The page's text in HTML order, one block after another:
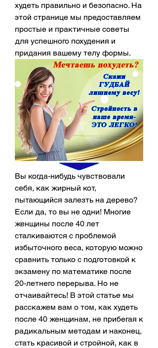
худеть правильно и безопасно. На
этой странице мы предоставляем
простые и практичные советы
для успешного похудения и
придания вашему телу формы.
Вы когда-нибудь чувствовали
себя, как жирный кот,
пытающийся залезть на дерево?
Если да, то вы не одни! Многие
женщины после 40 лет
сталкиваются с проблемой
избыточного веса, которую можно
сравнить только с подготовкой к
экзамену по математике после
20-летнего перерыва. Но не
отчаивайтесь! В этой статье мы
расскажем вам о том, как худеть
после 40 женщинам, не прибегая к
радикальным методам и наконец,
стать красивой и стройной, как в